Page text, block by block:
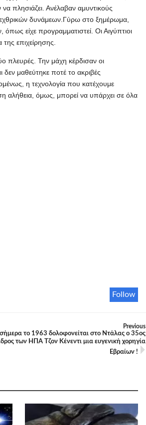
πλησιάζει. Ανέλαβαν αμυντικούς
δυνάμεων.Γύρω στο ξημέρωμα,
είχε προγραμματιστεί. Οι Αιγύπτιοι
επιχείρησης.
πλευρές. Την μάχη κέρδισαν οι
δεν μαθεύτηκε ποτέ το ακριβές
η τεχνολογία που κατέχουμε
αλήθεια, όμως, μπορεί να υπάρχει σε όλα
Follow
Previous
το 1963 δολοφονείται στο Ντάλας ο 35ος
των ΗΠΑ Τζον Κένεντι μια ευγενική χορηγία
Εβραίων !